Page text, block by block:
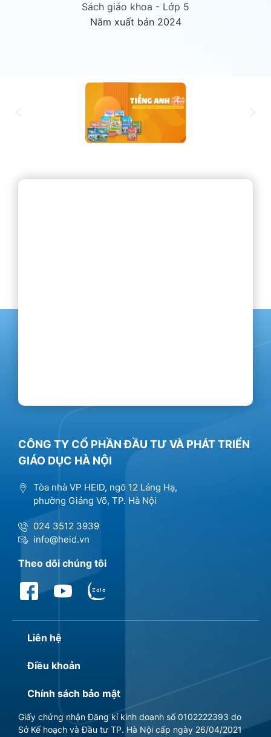
Sách giáo khoa - Lớp 5
Năm xuất bản 2024
CÔNG TY CỔ PHẦN ĐẦU TƯ VÀ PHÁT TRIỂN
GIÁO DỤC HÀ NỘI
Tòa nhà VP HEID, ngõ 12 Láng Hạ,
phường Giảng Võ, TP. Hà Nội
024 3512 3939
info@heid.vn
Theo dõi chúng tôi
Liên hệ
Điều khoản
Chính sách bảo mật
Giấy chứng nhận Đăng kí kinh doanh số 0102222393 do
Sở Kế hoạch và Đầu tư TP. Hà Nội cấp ngày 26/04/2021